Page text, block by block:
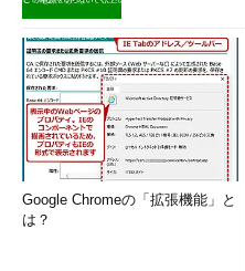
扱うのはかなり難しいでしょう。
しかし、完全主義が困難だか
るのも間違っています。
仕様書を書かなくても何とか
えば既知のシステムの焼き直し
のシステム開発では何かしら
す。そうした場合に仕様書を書
はいけません。それは（後述の
Google Chromeの「拡張機能」と
は？